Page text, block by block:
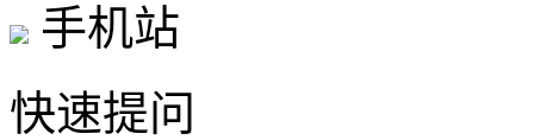
手机站
快速提问